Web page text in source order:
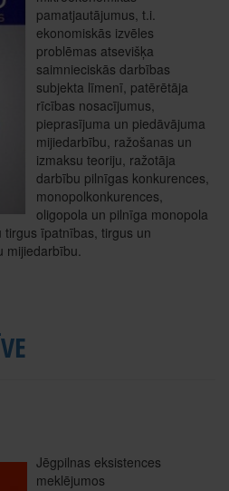
pamatjautājumus, t.i.
ekonomiskās izvēles
problēmas atsevišķa
saimnieciskās darbības
subjekta līmenī, patērētāja
rīcības nosacījumus,
pieprasījuma un piedāvājuma
mijiedarbību, ražošanas un
izmaksu teoriju, ražotāja
darbību pilnīgas konkurences,
monopolkonkurences,
oligopola un pilnīga monopola
tirgus īpatnības, tirgus un
mijiedarbību.
Jēgpilnas eksistences
meklējumos